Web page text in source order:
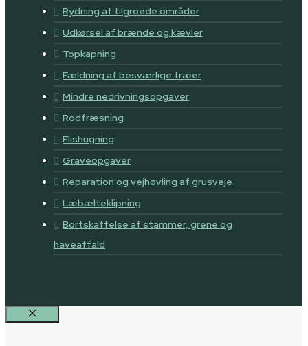
Rydning af tilgroede områder
Udkørsel af brænde og kævler
Topkapning
Fældning af besværlige træer
Mindre nedrivningsopgaver
Rodfræsning
Flishugning
Graveopgaver
Reparation og vejhøvling af grusveje
Læbælteklipning
Bortskaffelse af stammer, grene og
haveaffald
Luk